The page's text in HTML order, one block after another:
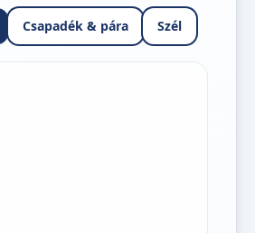
Csapadék & pára Szél